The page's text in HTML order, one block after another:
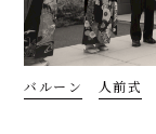
バルーン 人前式